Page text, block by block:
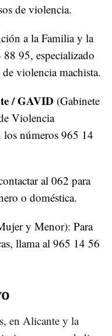
de violencia.
a la Familia y la
95, especializado
violencia machista.
/ GAVID (Gabinete
Violencia
los números 965 14
al 062 para
o doméstica.
y Menor): Para
llama al 965 14 56
en Alicante y la